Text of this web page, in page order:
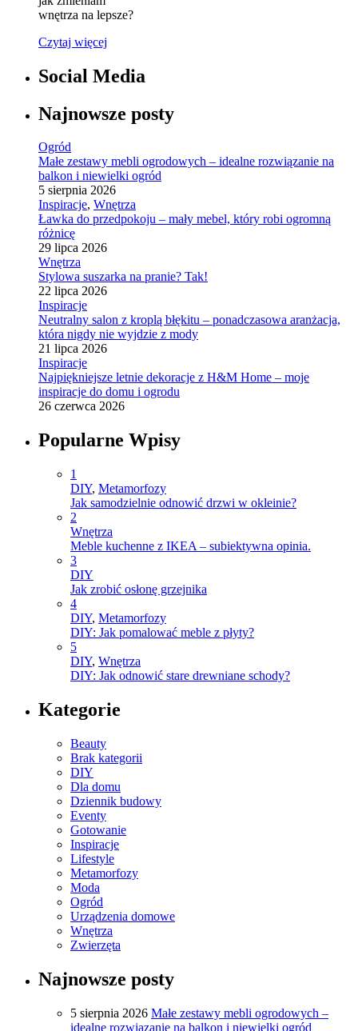
wnętrza na lepsze?
Czytaj więcej
Social Media
Najnowsze posty
Ogród
Małe zestawy mebli ogrodowych – idealne rozwiązanie na
balkon i niewielki ogród
5 sierpnia 2026
Inspiracje, Wnętrza
Ławka do przedpokoju – mały mebel, który robi ogromną
różnicę
29 lipca 2026
Wnętrza
Stylowa suszarka na pranie? Tak!
22 lipca 2026
Inspiracje
Neutralny salon z kroplą błękitu – ponadczasowa aranżacja,
która nigdy nie wyjdzie z mody
21 lipca 2026
Inspiracje
Najpiękniejsze letnie dekoracje z H&M Home – moje
inspiracje do domu i ogrodu
26 czerwca 2026
Popularne Wpisy
1
DIY, Metamorfozy
Jak samodzielnie odnowić drzwi w okleinie?
2
Wnętrza
Meble kuchenne z IKEA – subiektywna opinia.
3
DIY
Jak zrobić osłonę grzejnika
4
DIY, Metamorfozy
DIY: Jak pomalować meble z płyty?
5
DIY, Wnętrza
DIY: Jak odnowić stare drewniane schody?
Kategorie
Beauty
Brak kategorii
DIY
Dla domu
Dziennik budowy
Eventy
Gotowanie
Inspiracje
Lifestyle
Metamorfozy
Moda
Ogród
Urządzenia domowe
Wnętrza
Zwierzęta
Najnowsze posty
5 sierpnia 2026 Małe zestawy mebli ogrodowych –
idealne rozwiązanie na balkon i niewielki ogród